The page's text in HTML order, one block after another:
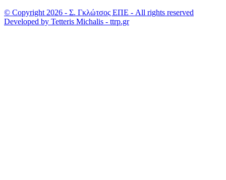
© Copyright 2026 - Σ. Γκλώτσος ΕΠΕ - All rights reserved
Developed by Tetteris Michalis - ttrp.gr